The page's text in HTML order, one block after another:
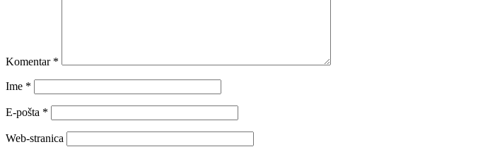
Komentar *
Ime *
E-pošta *
Web-stranica